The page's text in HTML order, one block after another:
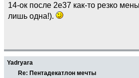
14-ок после 2e37 как-то резко
лишь одна!).
Yadryara
Re: Пентадекатлон мечты